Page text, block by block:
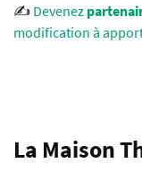
✍️ Devenez
modification à
La Maison